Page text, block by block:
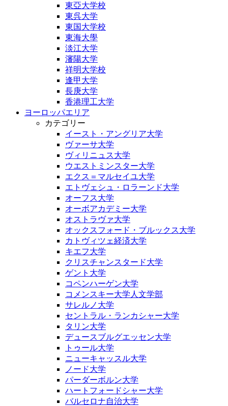
東亞大学校
東呉大学
東国大学校
東海大學
淡江大学
瀋陽大学
祥明大学校
逢甲大学
長庚大学
香港理工大学
ヨーロッパエリア
カテゴリー
イースト・アングリア大学
ヴァーサ大学
ヴィリニュス大学
ウエストミンスター大学
エクス＝マルセイユ大学
エトヴェシュ・ロラーンド大学
オーフス大学
オーボアカデミー大学
オストラヴァ大学
オックスフォード・ブルックス大学
カトヴィツェ経済大学
キエフ大学
クリスチャンスタード大学
ゲント大学
コペンハーゲン大学
コメンスキー大学人文学部
サレルノ大学
セントラル・ランカシャー大学
タリン大学
デュースブルグエッセン大学
トゥール大学
ニューキャッスル大学
ノード大学
パーダーボルン大学
ハートフォードシャー大学
バルセロナ自治大学